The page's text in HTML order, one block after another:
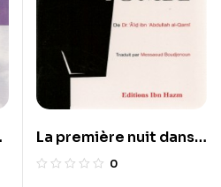
La première nuit dans
la tombe – أول ليلة في
0